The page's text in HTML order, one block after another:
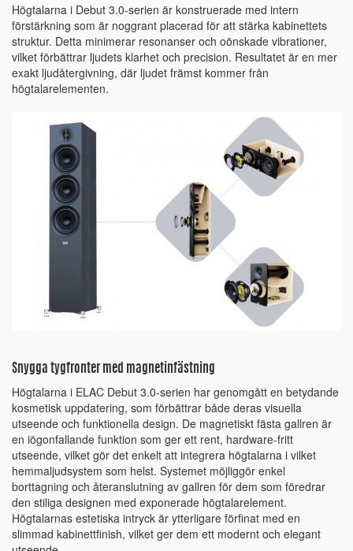
Högtalarna i Debut 3.0-serien är konstruerade med intern
förstärkning som är noggrant placerad för att stärka kabinettets
struktur. Detta minimerar resonanser och oönskade vibrationer,
vilket förbättrar ljudets klarhet och precision. Resultatet är en mer
exakt ljudåtergivning, där ljudet främst kommer från
högtalarelementen.
Snygga tygfronter med magnetinfästning
Högtalarna i ELAC Debut 3.0-serien har genomgått en betydande
kosmetisk uppdatering, som förbättrar både deras visuella
utseende och funktionella design. De magnetiskt fästa gallren är
en iögonfallande funktion som ger ett rent, hardware-fritt
utseende, vilket gör det enkelt att integrera högtalarna i vilket
hemmaljudsystem som helst. Systemet möjliggör enkel
borttagning och återanslutning av gallren för dem som föredrar
den stiliga designen med exponerade högtalarelement.
Högtalarnas estetiska intryck är ytterligare förfinat med en
slimmad kabinettfinish, vilket ger dem ett modernt och elegant